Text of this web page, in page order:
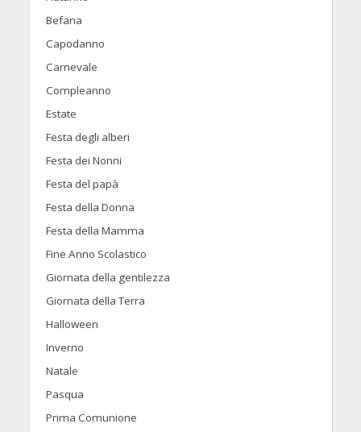
Befana
Capodanno
Carnevale
Compleanno
Estate
Festa degli alberi
Festa dei Nonni
Festa del papà
Festa della Donna
Festa della Mamma
Fine Anno Scolastico
Giornata della gentilezza
Giornata della Terra
Halloween
Inverno
Natale
Pasqua
Prima Comunione